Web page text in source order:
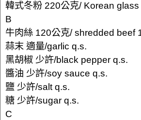
韓式冬粉 220公克/ Korean
B
牛肉絲 120公克/ shredded beef
蒜末 適量/garlic q.s.
黑胡椒 少許/black pepper q.s.
醬油 少許/soy sauce q.s.
鹽 少許/salt q.s.
糖 少許/sugar q.s.
C